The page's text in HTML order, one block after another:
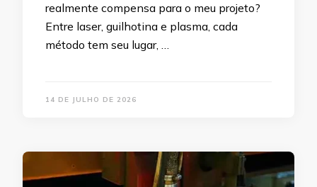
realmente compensa para o meu projeto?
Entre laser, guilhotina e plasma, cada
método tem seu lugar, …
14 DE JULHO DE 2026